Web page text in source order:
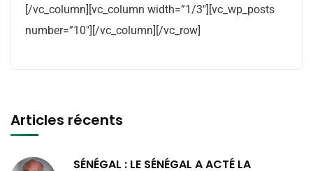
[/vc_column][vc_column width=”1/3″][vc_wp_posts
number=”10″][/vc_column][/vc_row]
Articles récents
SÉNÉGAL : LE SÉNÉGAL A ACTÉ LA